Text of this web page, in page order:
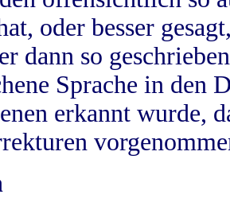
oder besser
dann so
Sprache in
erkannt wurde,